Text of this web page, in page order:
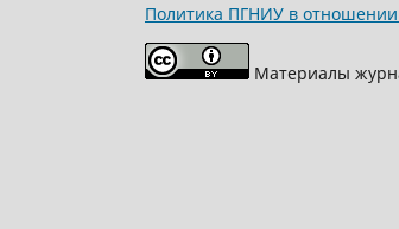
Политика ПГНИУ в
Материалы